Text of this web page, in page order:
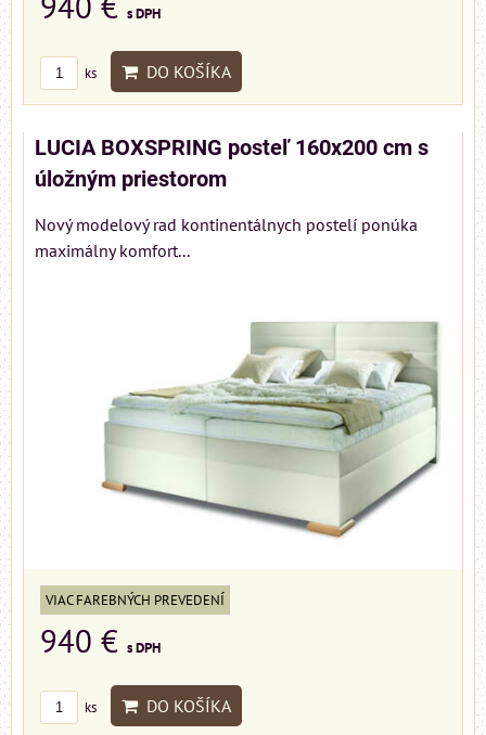
s DPH
ks DO KOŠÍKA
LUCIA BOXSPRING posteľ 160x200 cm s
úložným priestorom
Nový modelový rad kontinentálnych postelí ponúka
maximálny komfort...
VIAC FAREBNÝCH PREVEDENÍ
940 € s DPH
ks DO KOŠÍKA